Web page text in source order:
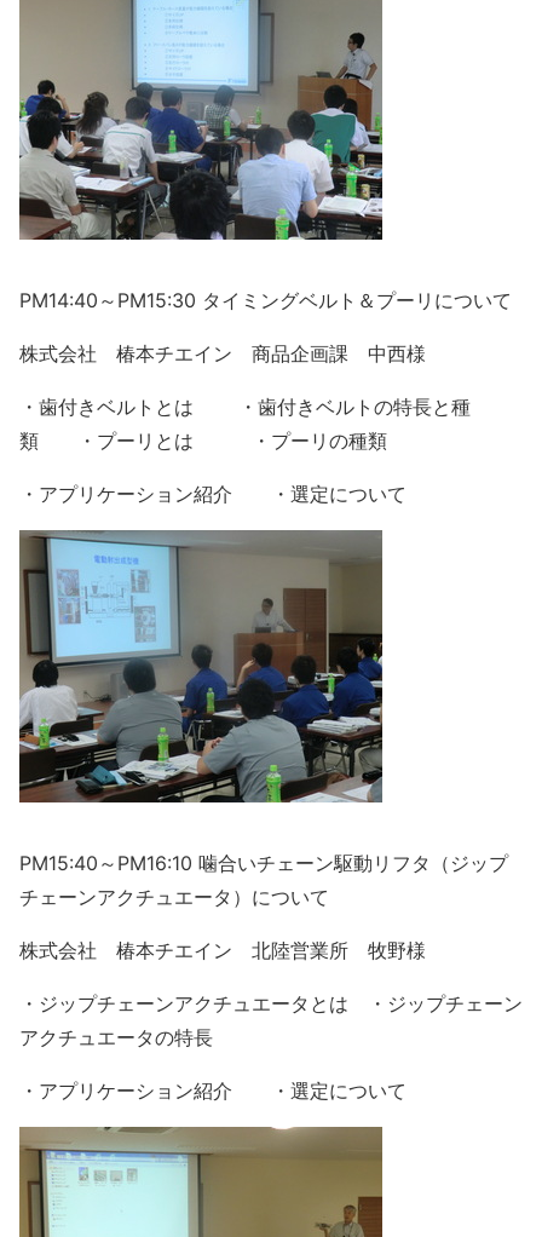
PM14:40～PM15:30 タイミングベルト＆プーリについて
株式会社 椿本チエイン 商品企画課 中西様
・歯付きベルトとは ・歯付きベルトの特長と種
類 ・プーリとは ・プーリの種類
・アプリケーション紹介 ・選定について
PM15:40～PM16:10 噛合いチェーン駆動リフタ（ジップ
チェーンアクチュエータ）について
株式会社 椿本チエイン 北陸営業所 牧野様
・ジップチェーンアクチュエータとは ・ジップチェーン
アクチュエータの特長
・アプリケーション紹介 ・選定について